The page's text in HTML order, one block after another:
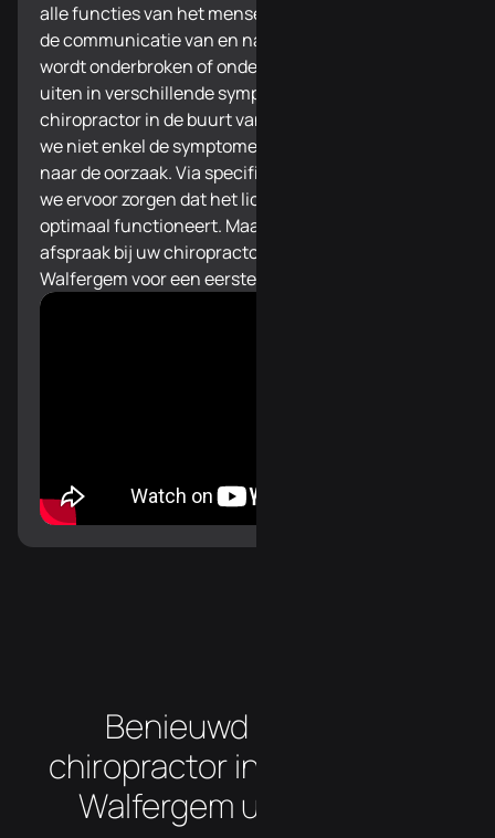
alle functies van het menselijk lichaam. Wanneer
de communicatie van en naar het zenuwstelsel
wordt onderbroken of onder druk staat, kan dit zich
uiten in verschillende symptomen. Bij uw
chiropractor in de buurt van Walfergem bestrijden
we niet enkel de symptomen, maar gaan we opzoek
naar de oorzaak. Via specifieke correcties kunnen
we ervoor zorgen dat het lichaam herstelt en terug
optimaal functioneert. Maak vandaag nog een
afspraak bij uw chiropractor in de buurt van
Walfergem voor een eerste kennismaking.
Benieuwd hoe onze
chiropractor in de buurt van
Walfergem uw klachten